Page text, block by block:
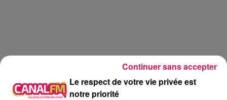
Le respect de votre vie privée est
notre priorité
Continuer sans accepter